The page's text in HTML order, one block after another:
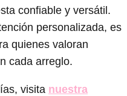
confiable y versátil.
personalizada, es
quienes valoran
cada arreglo.
visita nuestra